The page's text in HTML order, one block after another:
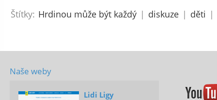
Štítky: Hrdinou může být každý | diskuze | děti |
Naše weby
Lidi Ligy